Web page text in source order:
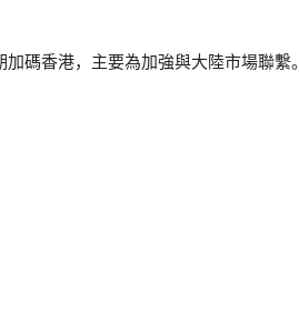
碼香港，主要為加強與大陸市場聯繫。